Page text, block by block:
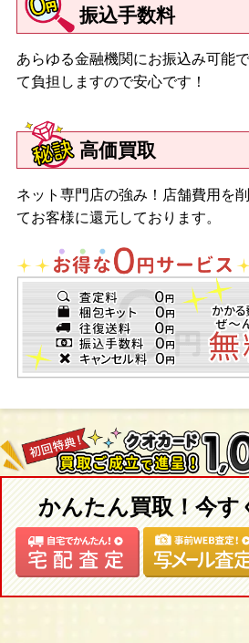
振込手数料
あらゆる金融機関にお振込み可能
て負担しますので安心です！
高価買取
ネット専門店の強み！店舗費用を
てお客様に還元しております。
かんたん買取！今す